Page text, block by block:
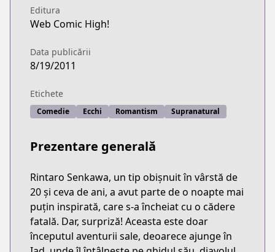
Editura
Web Comic High!
Data publicării
8/19/2011
Etichete
Comedie Ecchi Romantism Supranatural
Prezentare generală
Rintaro Senkawa, un tip obișnuit în vârstă de
20 și ceva de ani, a avut parte de o noapte mai
puțin inspirată, care s-a încheiat cu o cădere
fatală. Dar, surpriză! Aceasta este doar
începutul aventurii sale, deoarece ajunge în